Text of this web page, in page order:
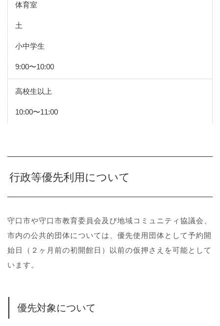
体育室
土
小中学生
9:00〜10:00
高校生以上
10:00〜11:00
行政等優先利用について
守口市や守口市教育委員会及び地域コミュニティ協議会、
市内の公共的団体については、優先使用団体として予約開
始日（２ヶ月前の初開館日）以前の仮押さえを可能として
います。
優先対象について